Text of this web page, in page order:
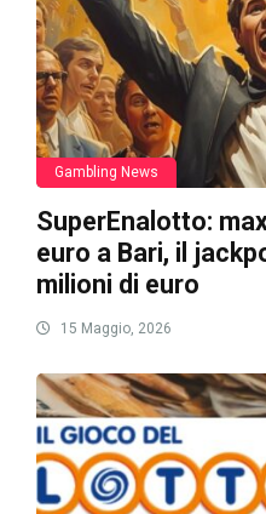
Gambling News
SuperEnalotto:
euro a Bari, il
milioni di euro
15 Maggio, 2026